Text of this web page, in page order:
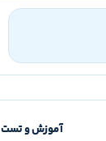
آموزش و تست